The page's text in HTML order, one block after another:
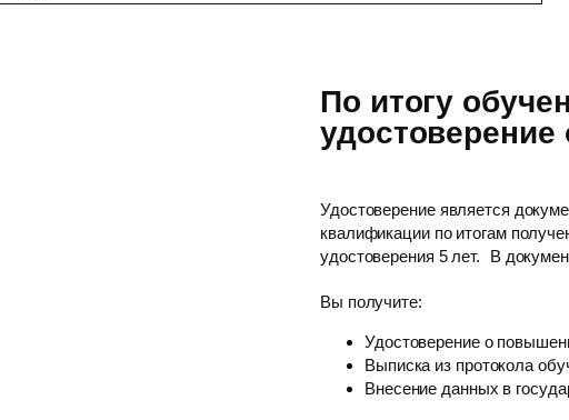
По итогу
Удостоверение является
квалификации по итогам
удостоверения 5 лет. В
Вы получите:
Удостоверение о
Выписка из протокола
Внесение данных в